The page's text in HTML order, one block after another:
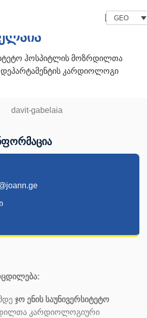
GEO
ჰოსპიტლის მოზრდილთა
კარდიოლოგი
ჯო ენის საუნივერსიტეტო
კარდიოლოგიური